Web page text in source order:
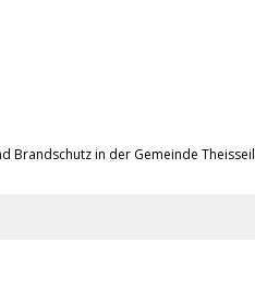
Brandschutz in der Gemeinde Theisseil